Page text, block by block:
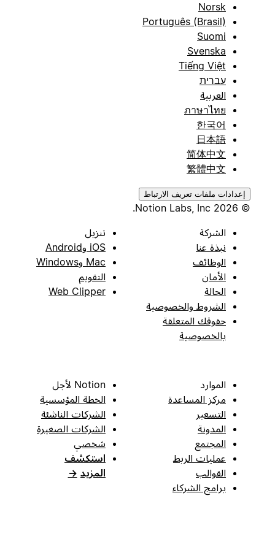
Norsk
Português (Brasil)
Suomi
Svenska
Tiếng Việt
עברית
العربية
ภาษาไทย
한국어
日本語
简体中文
繁體中文
إعدادات ملفات تعريف الارتباط
الشركة
نبذة عنا
الوظائف
الأمان
الحالة
الشروط والخصوصية
حقوقك المتعلقة
بالخصوصية
تنزيل
iOS وAndroid
Mac وWindows
التقويم
Web Clipper
الموارد
مركز المساعدة
التسعير
المدونة
المجتمع
عمليات الربط
القوالب
برامج الشركاء
Notion لأجل
الخطة المؤسسية
الشركات الناشئة
الشركات الصغيرة
شخصي
استكشف
المزيد →